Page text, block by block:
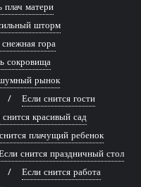
плач матери
шторм
гора
сокровища
рынок
Если снится гости
красивый сад
плачущий ребенок
снится праздничный стол
Если снится работа